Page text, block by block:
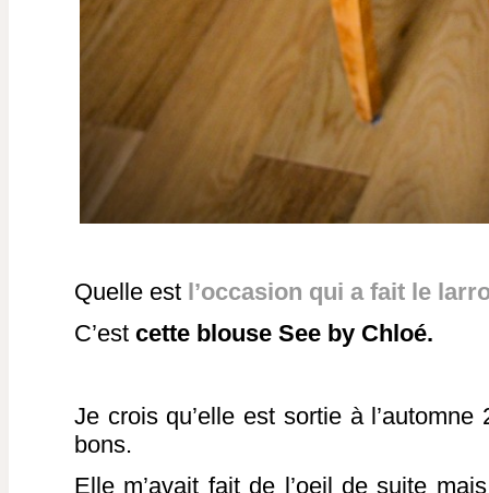
Quelle est l’occasion qui a fait le
C’est cette blouse See by Chloé.
Je crois qu’elle est sortie à
bons.
Elle m’avait fait de l’oeil de suite